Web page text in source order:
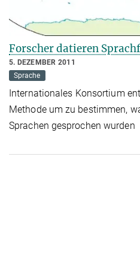
Forscher datieren
5. DEZEMBER 2011
Sprache
Internationales Konsortium
Methode um zu bestimmen,
Sprachen gesprochen wurden